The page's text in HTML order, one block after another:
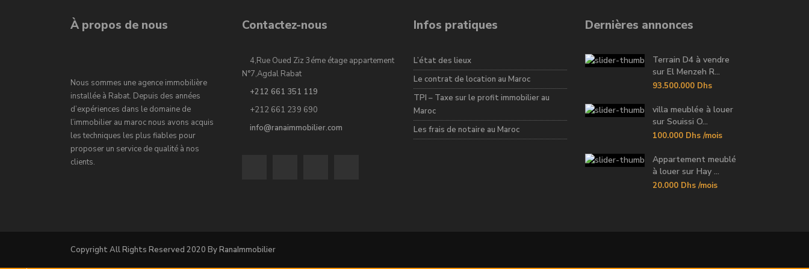
À propos de nous
Nous sommes une agence immobilière
installée à Rabat. Depuis des années
d’expériences dans le domaine de
l’immobilier au maroc nous avons acquis
les techniques les plus fiables pour
proposer un service de qualité à nos
clients.
Contactez-nous
4,Rue Oued Ziz 3éme étage appartement
N°7,Agdal Rabat
+212 661 351 119
+212 661 239 690
info@ranaimmobilier.com
Infos pratiques
L’état des lieux
Le contrat de location au Maroc
TPI – Taxe sur le profit immobilier au
Maroc
Les frais de notaire au Maroc
Dernières annonces
Terrain D4 à vendre
sur El Menzeh R...
93.500.000 Dhs
villa meublée à louer
sur Souissi O...
100.000 Dhs /mois
Appartement meublé
à louer sur Hay ...
20.000 Dhs /mois
Copyright All Rights Reserved 2020 By RanaImmobilier